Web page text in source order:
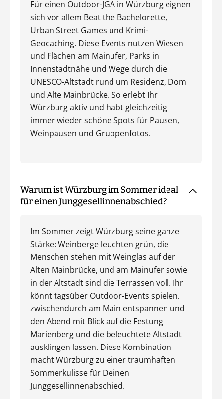
Für einen Outdoor-JGA in Würzburg eignen
sich vor allem Beat the Bachelorette,
Urban Street Games und Krimi-
Geocaching. Diese Events nutzen Wiesen
und Flächen am Mainufer, Parks in
Innenstadtnähe und Wege durch die
UNESCO-Altstadt rund um Residenz, Dom
und Alte Mainbrücke. So erlebt Ihr
Würzburg aktiv und habt gleichzeitig
immer wieder schöne Spots für Pausen,
Weinpausen und Gruppenfotos.
Warum ist Würzburg im Sommer ideal
für einen Junggesellinnenabschied?
Im Sommer zeigt Würzburg seine ganze
Stärke: Weinberge leuchten grün, die
Menschen stehen mit Weinglas auf der
Alten Mainbrücke, und am Mainufer sowie
in der Altstadt sind die Terrassen voll. Ihr
könnt tagsüber Outdoor-Events spielen,
zwischendurch am Main entspannen und
den Abend mit Blick auf die Festung
Marienberg und die beleuchtete Altstadt
ausklingen lassen. Diese Kombination
macht Würzburg zu einer traumhaften
Sommerkulisse für Deinen
Junggesellinnenabschied.